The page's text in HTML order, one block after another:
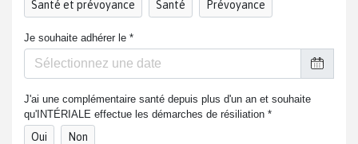
Santé et prévoyance Santé Prévoyance
Je souhaite adhérer le *
J'ai une complémentaire santé depuis plus d'un an et souhaite
qu'INTÉRIALE effectue les démarches de résiliation *
Oui Non